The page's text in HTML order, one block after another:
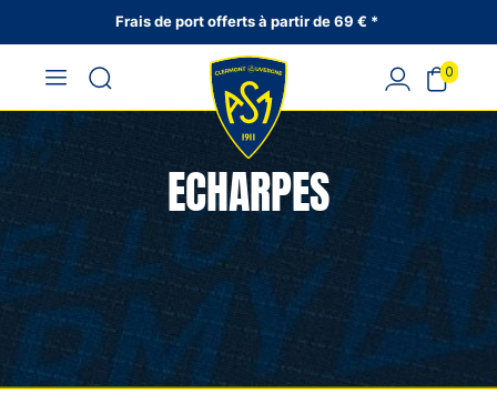
Frais de port offerts à partir de 69 € *
ECHARPES
0